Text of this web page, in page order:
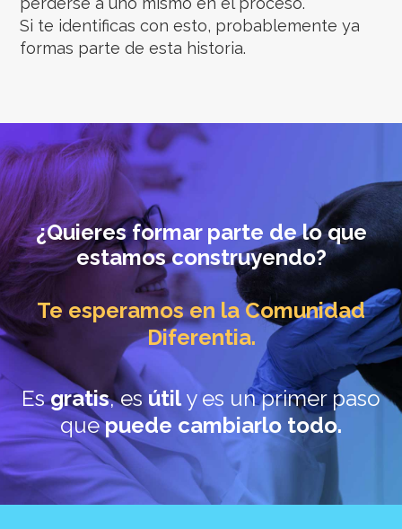
Si te identificas con esto, probablemente ya
formas parte de esta historia.
¿Quieres formar parte de lo que
estamos construyendo?
Te esperamos en la Comunidad
Diferentia.
Esgratis, esútily es un primer paso
quepuede cambiarlo todo.